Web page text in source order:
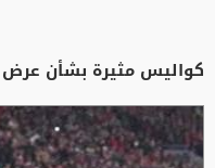
كواليس مثيرة بشأن عرض